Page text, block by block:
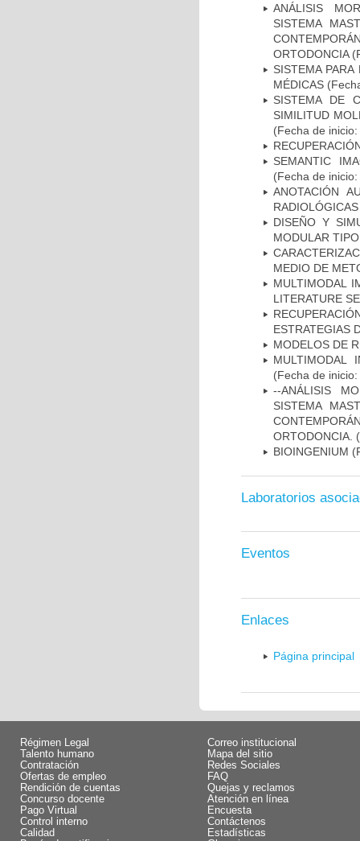
ANÁLISIS
SISTEMA
ORTODONCIA
SISTEMA
MÉDICAS
SISTEMA DE
SIMILITUD
(Fecha de
SEMANTIC
(Fecha de
ANOTACIÓN
DISEÑO Y
MODULAR
MEDIO DE
MULTIMODAL
LITERATURE
ESTRATEGIAS
MODELOS DE
MULTIMODAL
(Fecha de
--ANÁLISIS
SISTEMA
ORTODONCIA.
BIOINGENIUM
Laboratorios
Eventos
Enlaces
Página principal
Régimen Legal
Talento humano
Contratación
Ofertas de empleo
Rendición de cuentas
Concurso docente
Pago Virtual
Control interno
Calidad
Correo institucional
Mapa del sitio
Redes Sociales
FAQ
Quejas y reclamos
Atención en línea
Encuesta
Contáctenos
Estadísticas